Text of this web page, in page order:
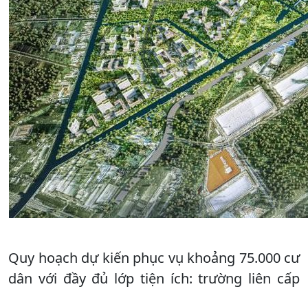
Quy hoạch dự kiến phục vụ khoảng 75.000 cư
dân với đầy đủ lớp tiện ích: trường liên cấp